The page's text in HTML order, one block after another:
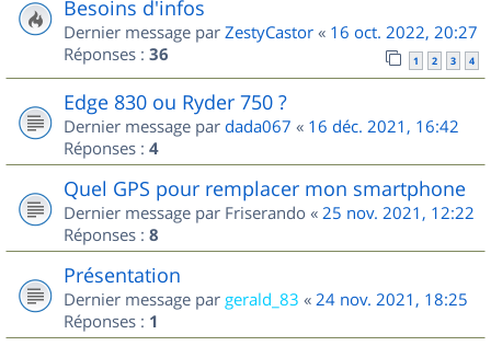
Besoins d'infos
Dernier message par ZestyCastor « 16 oct. 2022, 20:27
Réponses : 36 1 2 3 4
Edge 830 ou Ryder 750 ?
Dernier message par dada067 « 16 déc. 2021, 16:42
Réponses : 4
Quel GPS pour remplacer mon smartphone
Dernier message par Friserando « 25 nov. 2021, 12:22
Réponses : 8
Présentation
Dernier message par gerald_83 « 24 nov. 2021, 18:25
Réponses : 1